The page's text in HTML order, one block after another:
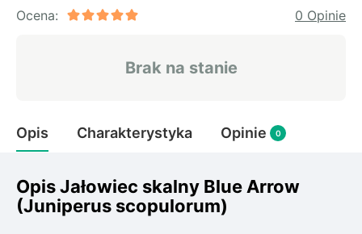
Rudbeckia
Hakonechoa (trawa bambusowa)
Pnącza
Ocena:
0 Opinie
Brak na stanie
Opis Charakterystyka Opinie 0
Opis Jałowiec skalny Blue Arrow
(Juniperus scopulorum)